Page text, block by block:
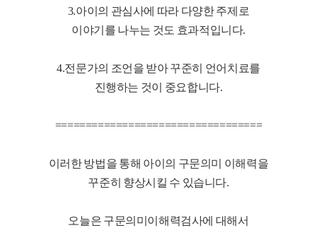
3.아이의 관심사에 따라 다양한 주제로
이야기를 나누는 것도 효과적입니다.
4.전문가의 조언을 받아 꾸준히 언어치료를
진행하는 것이 중요합니다.
==================================
이러한 방법을 통해 아이의 구문의미 이해력을
꾸준히 향상시킬 수 있습니다.
오늘은 구문의미이해력검사에 대해서